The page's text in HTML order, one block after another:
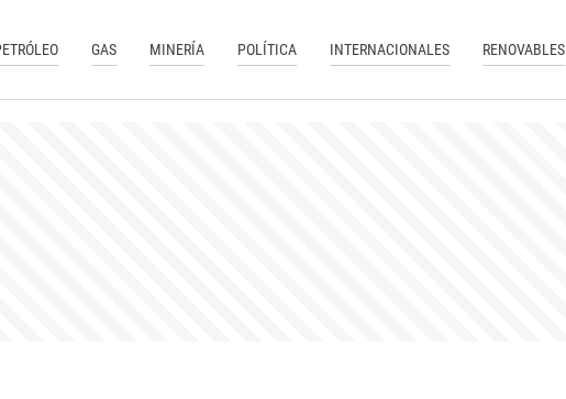
GAS MINERÍA POLÍTICA INTERNACIONALES RENOVABLES